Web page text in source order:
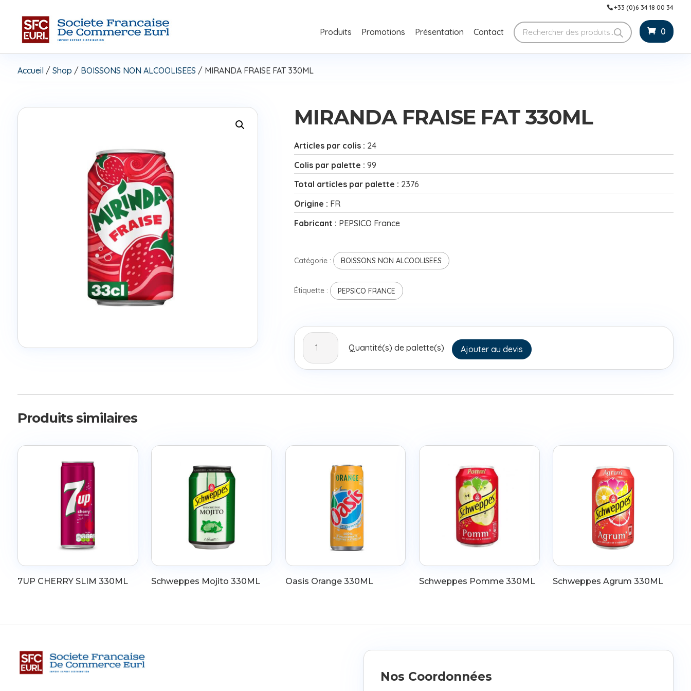
+33 (0)6 34 18 00 34
Produits Promotions Présentation Contact
Recherche
de
produits
0
Accueil / Shop / BOISSONS NON ALCOOLISEES / MIRANDA FRAISE FAT 330ML
MIRANDA FRAISE FAT 330ML
Articles par colis : 24
Colis par palette :99
Total articles par palette : 2376
Origine : FR
Fabricant : PEPSICO France
Catégorie : BOISSONS NON ALCOOLISEES
Étiquette : PEPSICO FRANCE
quantité
MIRANDA
Quantité(s) de palette(s) Ajouter au devis
Produits similaires
7UP CHERRY SLIM 330ML Schweppes Mojito 330ML Oasis Orange 330ML Schweppes Pomme 330ML Schweppes Agrum 330ML
Nos Coordonnées